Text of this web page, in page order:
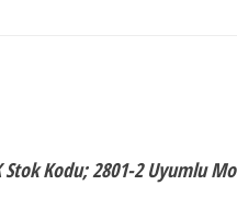
Stok Kodu; 2801-2 Uyumlu